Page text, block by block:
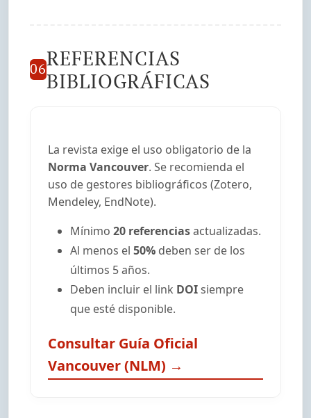
06REFERENCIAS
BIBLIOGRÁFICAS
La revista exige el uso obligatorio de la
Norma Vancouver. Se recomienda el
uso de gestores bibliográficos (Zotero,
Mendeley, EndNote).
Mínimo 20 referenciasactualizadas.
Al menos el 50% deben ser de los
últimos 5 años.
Deben incluir el link DOIsiempre
que esté disponible.
Consultar Guía Oficial
Vancouver (NLM) →